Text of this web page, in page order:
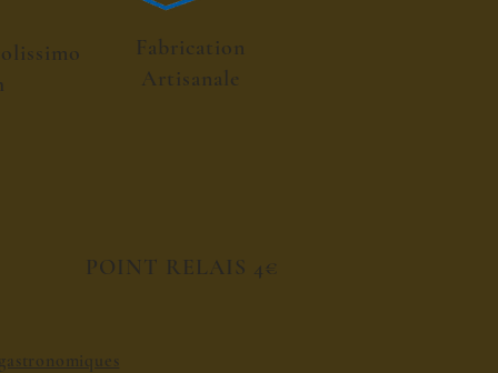
Fabrication
Artisanale
POINT RELAIS 4€